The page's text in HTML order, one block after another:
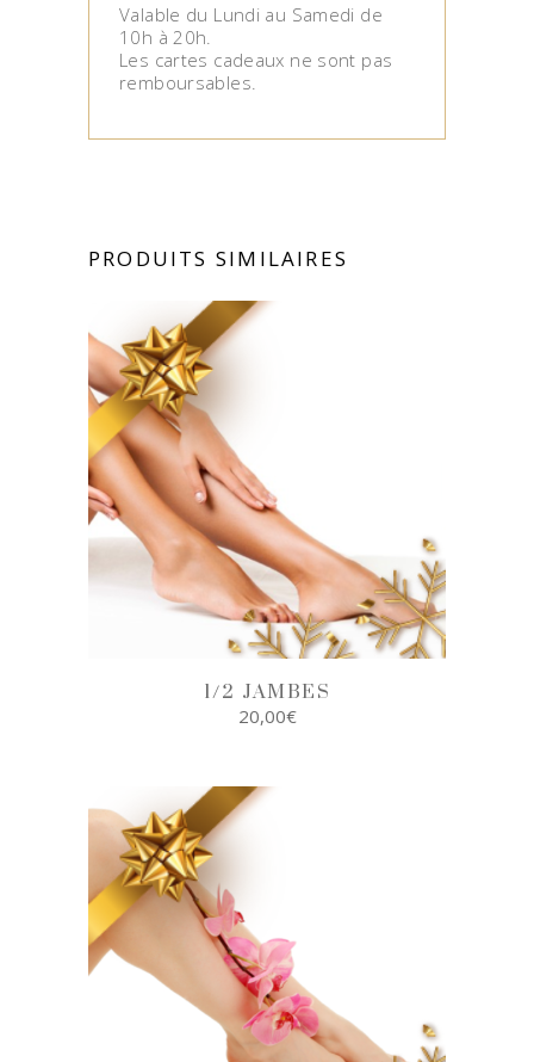
Valable du Lundi au Samedi de
10h à 20h.
Les cartes cadeaux ne sont pas
remboursables.
PRODUITS SIMILAIRES
1/2 JAMBES
20,00€
AJOUTER AU